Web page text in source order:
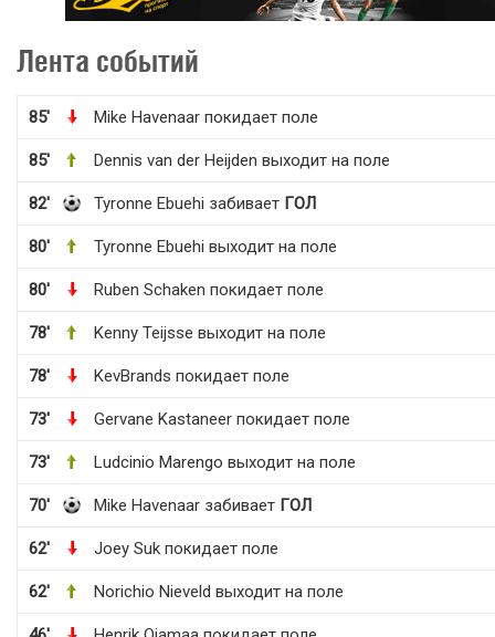
Лента событий
85' Mike Havenaar покидает поле
85' Dennis van der Heijden выходит на поле
82' Tyronne Ebuehi забивает ГОЛ
80' Tyronne Ebuehi выходит на поле
80' Ruben Schaken покидает поле
78' Kenny Teijsse выходит на поле
78' KevBrands покидает поле
73' Gervane Kastaneer покидает поле
73' Ludcinio Marengo выходит на поле
70' Mike Havenaar забивает ГОЛ
62' Joey Suk покидает поле
62' Norichio Nieveld выходит на поле